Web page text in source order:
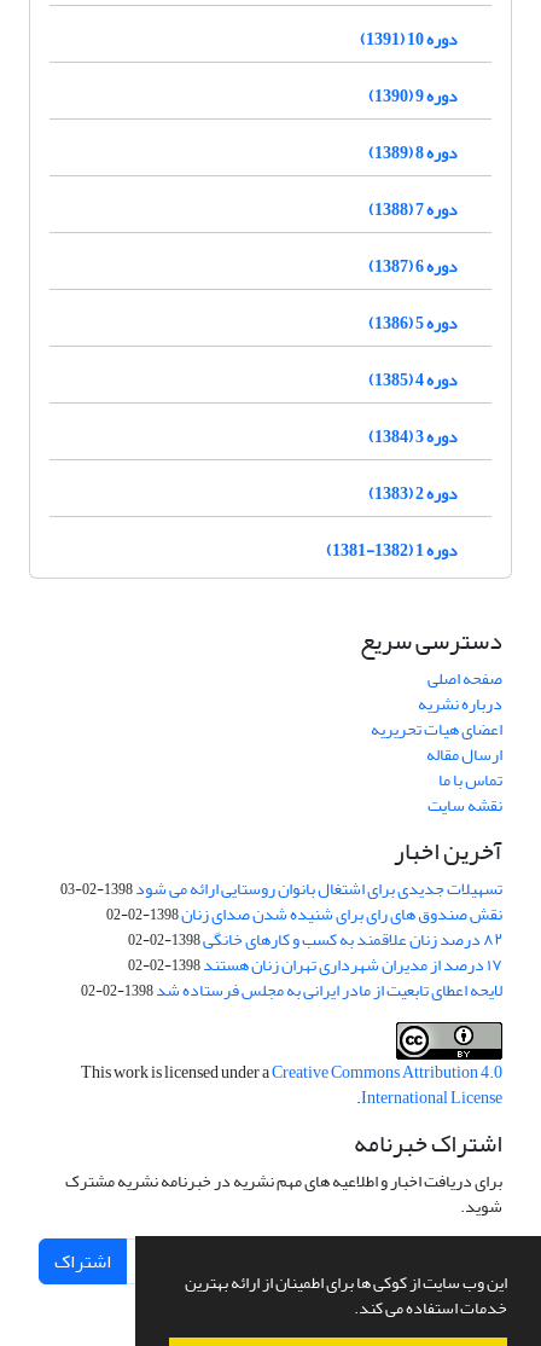
این وب سایت از کوکی ها برای اطمینان از ارائه بهترین
خدمات استفاده می کند.
دوره 10 (1391)
دوره 9 (1390)
دوره 8 (1389)
دوره 7 (1388)
دوره 6 (1387)
دوره 5 (1386)
دوره 4 (1385)
دوره 3 (1384)
دوره 2 (1383)
دوره 1 (1382-1381)
دسترسی سریع
صفحه اصلی
درباره نشریه
اعضای هیات تحریریه
ارسال مقاله
تماس با ما
نقشه سایت
آخرین اخبار
تسهیلات جدیدی برای اشتغال بانوان روستایی ارائه می شود1398-02-03
نقش صندوق های رای برای شنیده شدن صدای زنان1398-02-02
۸۲ درصد زنان علاقمند به کسب و کارهای خانگی 1398-02-02
۱۷ درصد از مدیران شهرداری تهران زنان هستند 1398-02-02
لایحه اعطای تابعیت از مادر ایرانی به مجلس فرستاده شد1398-02-02
This work is licensed under aCreative Commons Attribution 4.0
International License
.
اشتراک خبرنامه
برای دریافت اخبار و اطلاعیه های مهم نشریه در خبرنامه نشریه مشترک
شوید.
اشتراک